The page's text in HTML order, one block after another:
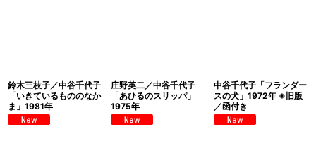
鈴木三枝子／中谷千代子
「いきているもののなか
ま」1981年
庄野英二／中谷千代子
「あひるのスリッパ」
1975年
中谷千代子「フランダー
スの犬」1972年 ※旧版
／函付き